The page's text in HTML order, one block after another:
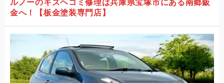
ルノーのキズヘコミ修理は兵庫県宝塚市にある南郷鈑
金へ！【板金塗装専門店】